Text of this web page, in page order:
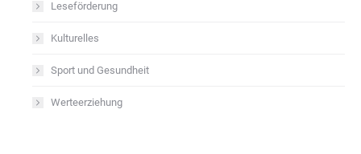
Leseförderung
Kulturelles
Sport und Gesundheit
Werteerziehung